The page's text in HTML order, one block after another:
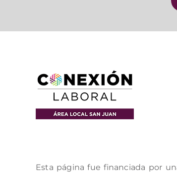
Esta página fue financiada por